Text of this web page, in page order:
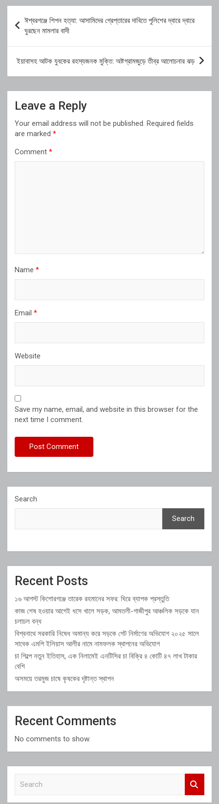
navigation
ঈশ্বরগঞ্জে শিপন হত্যা: আসামিদের গ্রেপ্তারের দাবিতে পুলিশের দ্বারে দ্বারে
ঘুরছেন মামলার বাদী
ইয়াবাসহ আটক যুবকের রহস্যজনক মুক্তি: অষ্টগ্রামজুড়ে তীব্র আলোচনার ঝড়
Leave a Reply
Your email address will not be published. Required fields
are marked *
Comment *
Name *
Email *
Website
Save my name, email, and website in this browser for the
next time I comment.
Search
Search
Recent Posts
১৬ আগস্ট কিশোরগঞ্জে তারেক রহমানের সফর: ঘিরে ব্যাপক প্রস্তুতি
কাজ শেষ হওয়ার আগেই ধসে খালে সড়ক, আমতলী-গাজীপুর আঞ্চলিক সড়কে যান
চলাচল বন্ধ
বিশ্বনাথে সরকারি নিষেধ অমান্য করে সড়কে গেট নির্মাণের অভিযোগ ২০২৫ সালে
সাবেক এমপি ইলিয়াস আলীর নামে নামফলক স্থাপনের অভিযোগ
চা শিল্পে নতুন ইতিহাস, এক নিলামেই এনটিসির চা বিক্রি ৪ কোটি ৪৭ লাখ টাকার
বেশি
অসময়ে তরমুজ চাষে কৃষকের দৃষ্টান্ত স্থাপন
Recent Comments
No comments to show.